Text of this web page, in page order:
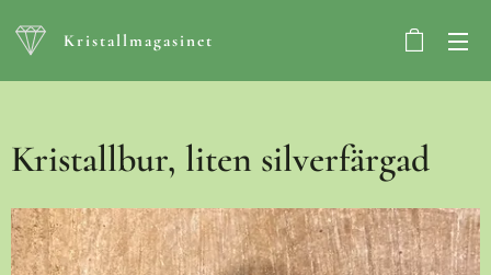
Kristallmagasinet
Kristallbur, liten silverfärgad